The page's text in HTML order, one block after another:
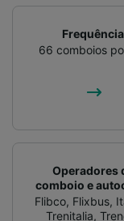
Frequência
66 comboios
Operadores
comboio e
Flibco, Flixbus,
Trenitalia,